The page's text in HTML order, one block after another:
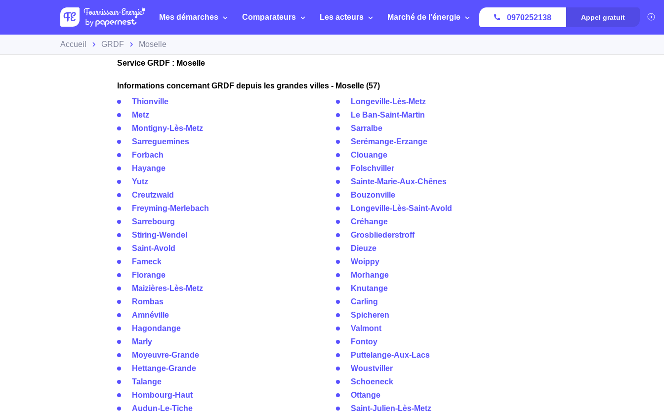
Mes démarches Comparateurs Les acteurs Marché de l'énergie 0970252138 Appel gratuit
Accueil GRDF Moselle
Service GRDF : Moselle
Informations concernant GRDF depuis les grandes villes - Moselle (57)
Thionville
Metz
Montigny-Lès-Metz
Sarreguemines
Forbach
Hayange
Yutz
Creutzwald
Freyming-Merlebach
Sarrebourg
Stiring-Wendel
Saint-Avold
Fameck
Florange
Maizières-Lès-Metz
Rombas
Amnéville
Hagondange
Marly
Moyeuvre-Grande
Hettange-Grande
Talange
Hombourg-Haut
Audun-Le-Tiche
Longeville-Lès-Metz
Le Ban-Saint-Martin
Sarralbe
Serémange-Erzange
Clouange
Folschviller
Sainte-Marie-Aux-Chênes
Bouzonville
Longeville-Lès-Saint-Avold
Créhange
Grosbliederstroff
Dieuze
Woippy
Morhange
Knutange
Carling
Spicheren
Valmont
Fontoy
Puttelange-Aux-Lacs
Woustviller
Schoeneck
Ottange
Saint-Julien-Lès-Metz